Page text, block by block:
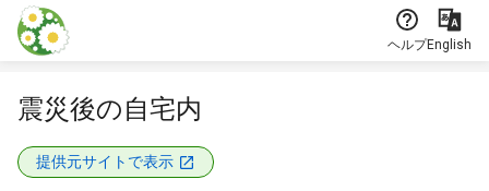
本文に飛ぶ
ヘルプEnglish
震災後の自宅内
提供元サイトで表示